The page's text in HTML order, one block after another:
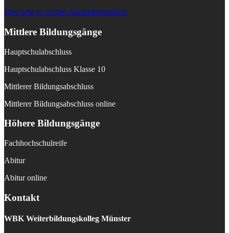
Hier geht es zu den Anmeldeterminen.
Mittlere Bildungsgänge
Hauptschulabschluss
Hauptschulabschluss Klasse 10
Mittlerer Bildungsabschluss
Mittlerer Bildungsabschluss online
Höhere Bildungsgänge
Fachhochschulreife
Abitur
Abitur online
Kontakt
WBK Weiterbildungskolleg Münster